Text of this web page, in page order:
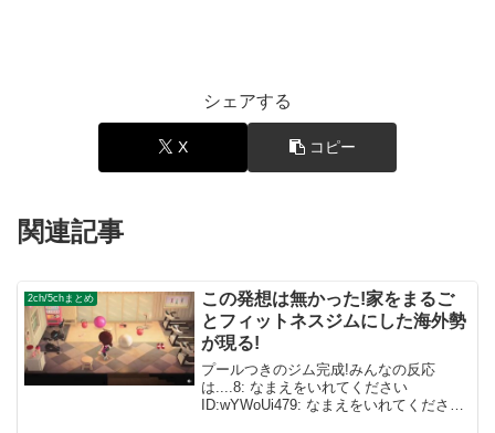
シェアする
X コピー
関連記事
2ch/5chまとめ
この発想は無かった!家をまるご
とフィットネスジムにした海外勢
が現る!
プールつきのジム完成!みんなの反応
は....8: なまえをいれてください
ID:wYWoUi479: なまえをいれてください